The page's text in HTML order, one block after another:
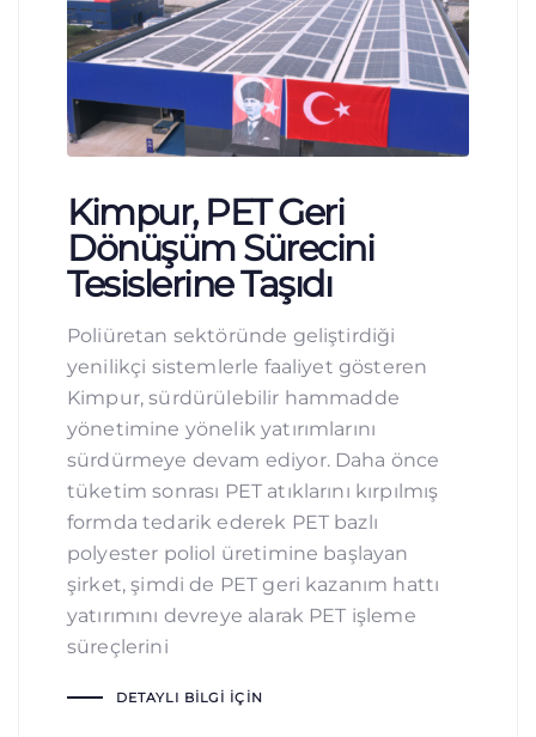
Kimpur, PET Geri
Dönüşüm Sürecini
Tesislerine Taşıdı
Poliüretan sektöründe geliştirdiği
yenilikçi sistemlerle faaliyet gösteren
Kimpur, sürdürülebilir hammadde
yönetimine yönelik yatırımlarını
sürdürmeye devam ediyor. Daha önce
tüketim sonrası PET atıklarını kırpılmış
formda tedarik ederek PET bazlı
polyester poliol üretimine başlayan
şirket, şimdi de PET geri kazanım hattı
yatırımını devreye alarak PET işleme
süreçlerini
DETAYLI BILGI İÇIN